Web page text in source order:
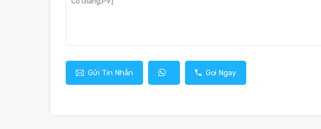
Gửi Tin Nhắn Gọi Ngay